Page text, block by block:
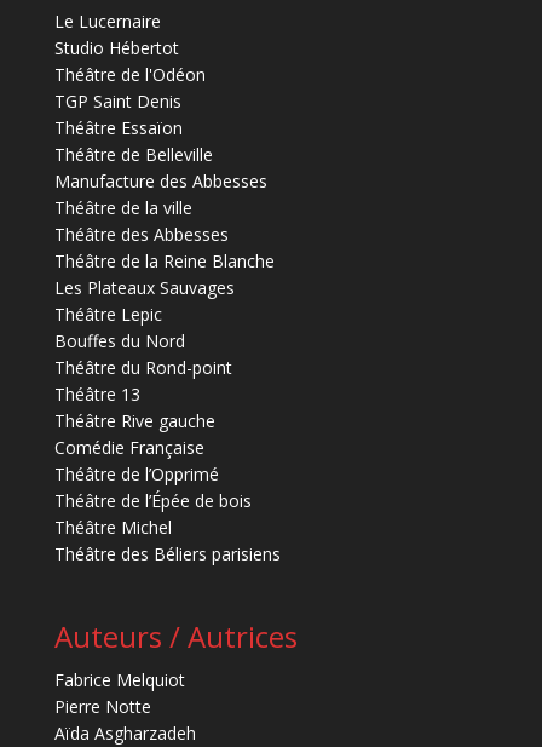
Le Lucernaire
Studio Hébertot
Théâtre de l'Odéon
TGP Saint Denis
Théâtre Essaïon
Théâtre de Belleville
Manufacture des Abbesses
Théâtre de la ville
Théâtre des Abbesses
Théâtre de la Reine Blanche
Les Plateaux Sauvages
Théâtre Lepic
Bouffes du Nord
Théâtre du Rond-point
Théâtre 13
Théâtre Rive gauche
Comédie Française
Théâtre de l’Opprimé
Théâtre de l’Épée de bois
Théâtre Michel
Théâtre des Béliers parisiens
Auteurs / Autrices
Fabrice Melquiot
Pierre Notte
Aïda Asgharzadeh